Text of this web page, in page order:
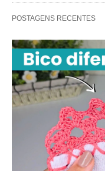
POSTAGENS RECENTES